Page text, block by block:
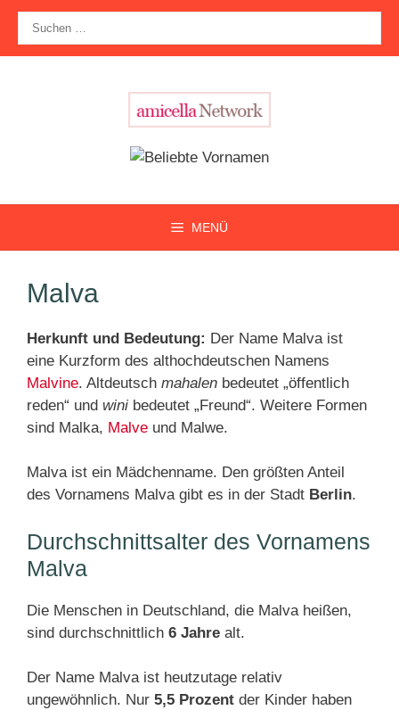
Zum
Inhalt
springen
nach:
MENÜ
Malva
Herkunft und Bedeutung: Der Name Malva ist
eine Kurzform des althochdeutschen Namens
Malvine. Altdeutsch mahalen bedeutet „öffentlich
reden“ und wini bedeutet „Freund“. Weitere Formen
sind Malka, Malve und Malwe.
Malva ist ein Mädchenname. Den größten Anteil
des Vornamens Malva gibt es in der Stadt Berlin.
Durchschnittsalter des Vornamens
Malva
Die Menschen in Deutschland, die Malva heißen,
sind durchschnittlich 6 Jahre alt.
Der Name Malva ist heutzutage relativ
ungewöhnlich. Nur 5,5 Prozent der Kinder haben